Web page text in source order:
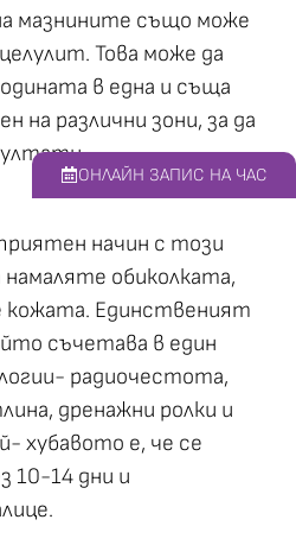
мазнините също може
Това може да
в една и съща
на различни зони, за да
начин с този
обиколката,
кожата. Единственият
съчетава в един
радиочестота,
дренажни ролки и
хубавото е, че се
10-14 дни и
ОНЛАЙН ЗАПИС НА ЧАС